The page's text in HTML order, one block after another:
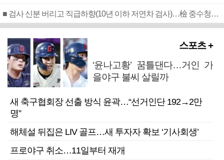
■ 검사 신분 버리고 직급하향(10년 이하 저연차 검사)…檢 중수청행 기피
스포츠 +
‘윤나고황’ 꿈틀댄다…거인 가
을야구 불씨 살릴까
새 축구협회장 선출 방식 윤곽…“선거인단 192→2만
명”
해체설 뒤집은 LIV 골프…새 투자자 확보 ‘기사회생’
프로야구 취소…11일부터 재개